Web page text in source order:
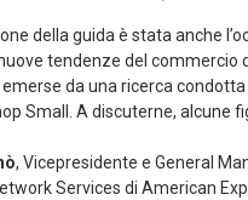
della guida è stata anche
tendenze del commercio
da una ricerca condotta
Small. A discuterne, alcune
, Vicepresidente e General
Services di American